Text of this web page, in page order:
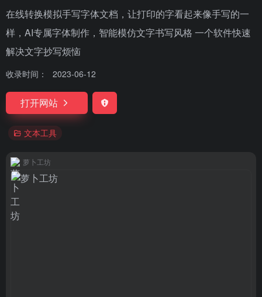
在线转换模拟手写字体文档，让打印的字看起来像手写的一
样，AI专属字体制作，智能模仿文字书写风格 一个软件快速
解决文字抄写烦恼
收录时间： 2023-06-12
打开网站
文本工具
萝卜工坊